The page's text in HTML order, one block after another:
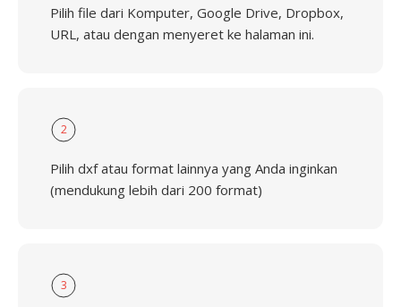
Pilih file dari Komputer, Google Drive, Dropbox,
URL, atau dengan menyeret ke halaman ini.
2
Pilih dxf atau format lainnya yang Anda inginkan
(mendukung lebih dari 200 format)
3